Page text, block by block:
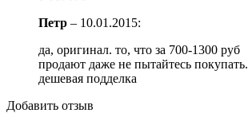
Петр – 10.01.2015:
да, оригинал. то, что за 700-1300 руб
продают даже не пытайтесь покупать.
дешевая подделка
Добавить отзыв